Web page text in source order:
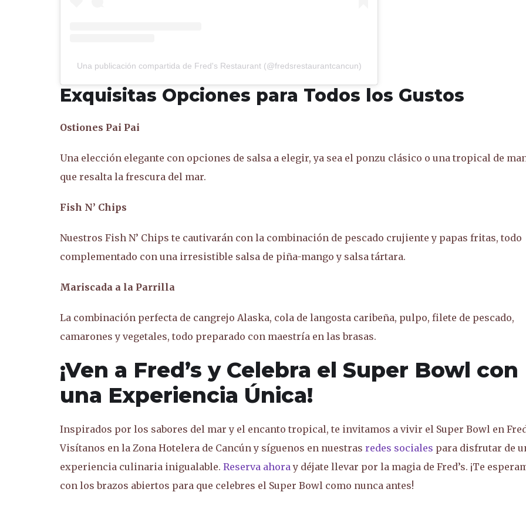
Una publicación compartida de Fred's Restaurant (@fredsrestaurantcancun)
Exquisitas Opciones para Todos los Gustos
Ostiones Pai Pai
Una elección elegante con opciones de salsa a elegir, ya sea el ponzu clásico o una tropical de
que resalta la frescura del mar.
Fish N’ Chips
Nuestros Fish N’ Chips te cautivarán con la combinación de pescado crujiente y papas fritas, todo
complementado con una irresistible salsa de piña-mango y salsa tártara.
Mariscada a la Parrilla
La combinación perfecta de cangrejo Alaska, cola de langosta caribeña, pulpo, filete de pescado,
camarones y vegetales, todo preparado con maestría en las brasas.
¡Ven a Fred’s y Celebra el Super Bowl con
una Experiencia Única!
Inspirados por los sabores del mar y el encanto tropical, te invitamos a vivir el Super Bowl en
Visítanos en la Zona Hotelera de Cancún y síguenos en nuestras redes sociales para disfrutar de
experiencia culinaria inigualable. Reserva ahora y déjate llevar por la magia de Fred’s. ¡Te
con los brazos abiertos para que celebres el Super Bowl como nunca antes!